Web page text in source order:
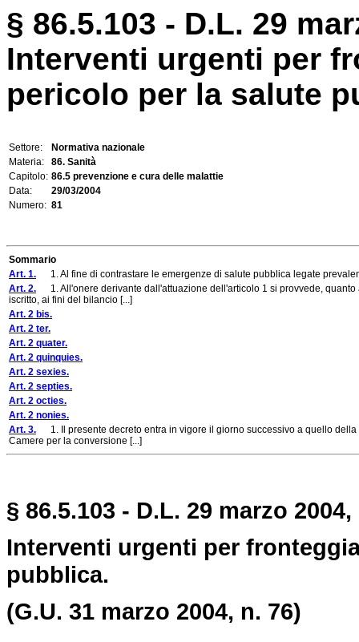
§ 86.5.103 - D.L. 29
Interventi urgenti per
pericolo per la salute
Settore:
Normativa nazionale
Materia:
86. Sanità
Capitolo: 86.5 prevenzione e cura delle malattie
Data:
29/03/2004
Numero: 81
Sommario
Art. 1. 1. Al fine di contrastare le emergenze di salute pubblica legate
Art. 2. 1. All'onere derivante dall'attuazione dell'articolo 1 si provvede,
iscritto, ai fini del bilancio [...]
Art. 2 bis.
Art. 2 ter.
Art. 2 quater.
Art. 2 quinquies.
Art. 2 sexies.
Art. 2 septies.
Art. 2 octies.
Art. 2 nonies.
Art. 3. 1. Il presente decreto entra in vigore il giorno successivo a quello
Camere per la conversione [...]
§ 86.5.103 - D.L. 29 marzo
Interventi urgenti per
pubblica.
(G.U. 31 marzo 2004, n. 76)